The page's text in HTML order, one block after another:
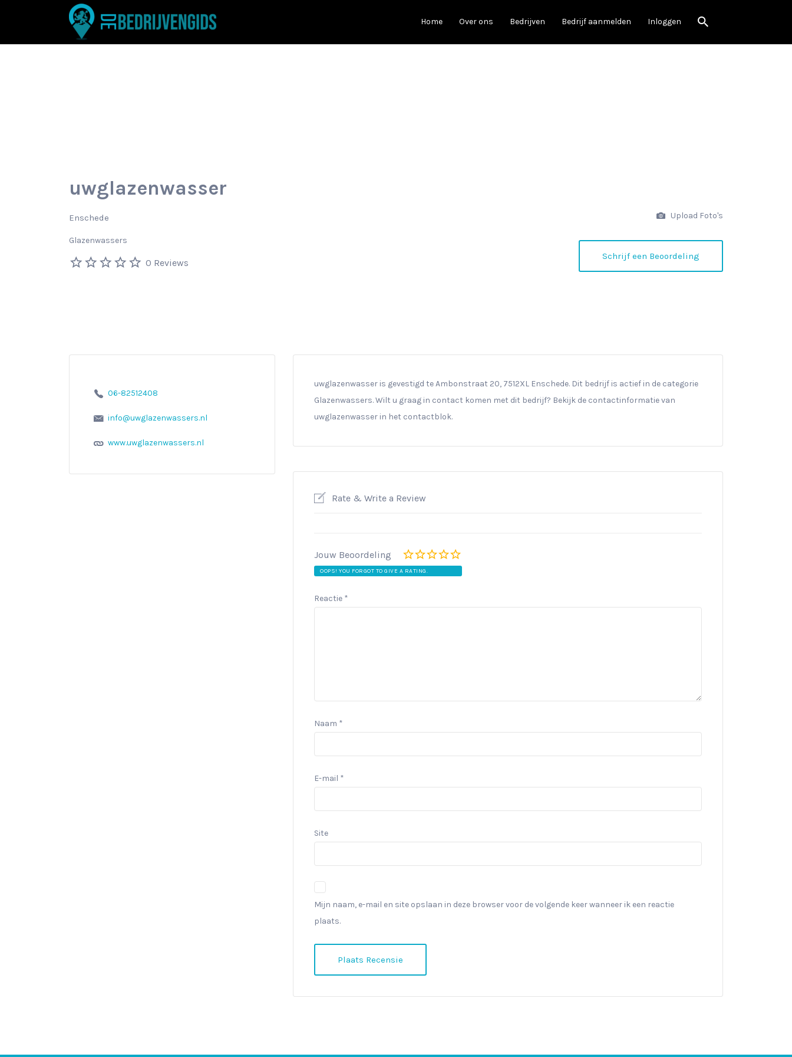
Home Over ons Bedrijven Bedrijf aanmelden Inloggen
Zoek
naar:
uwglazenwasser
Enschede
Glazenwassers
0 Reviews
Upload Foto's
Schrijf een Beoordeling
06-82512408
info@uwglazenwassers.nl
www.uwglazenwassers.nl
uwglazenwasser is gevestigd te Ambonstraat 20, 7512XL Enschede. Dit bedrijf is actief in de categorie
Glazenwassers. Wilt u graag in contact komen met dit bedrijf? Bekijk de contactinformatie van
uwglazenwasser in het contactblok.
Rate & Write a Review
Jouw Beoordeling
OOPS! YOU FORGOT TO GIVE A RATING.
Reactie *
Naam *
E-mail *
Site
Mijn naam, e-mail en site opslaan in deze browser voor de volgende keer wanneer ik een reactie
plaats.